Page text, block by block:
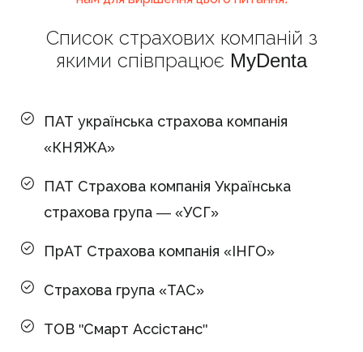
Список страхових компаній з
якими співпрацює MyDenta
ПАТ українська страхова компанія
«КНЯЖА»
ПАТ Страхова компанія Українська
страхова група — «УСГ»
ПрАТ Страхова компанія «ІНГО»
Страхова група «ТАС»
ТОВ "Смарт Ассістанс"